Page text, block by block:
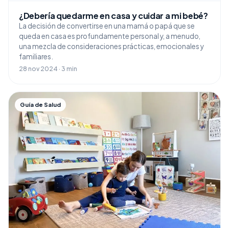
¿Debería quedarme en casa y cuidar a mi bebé?
La decisión de convertirse en una mamá o papá que se
queda en casa es profundamente personal y, a menudo,
una mezcla de consideraciones prácticas, emocionales y
familiares.
28 nov 2024 · 3 min
Guía de Salud